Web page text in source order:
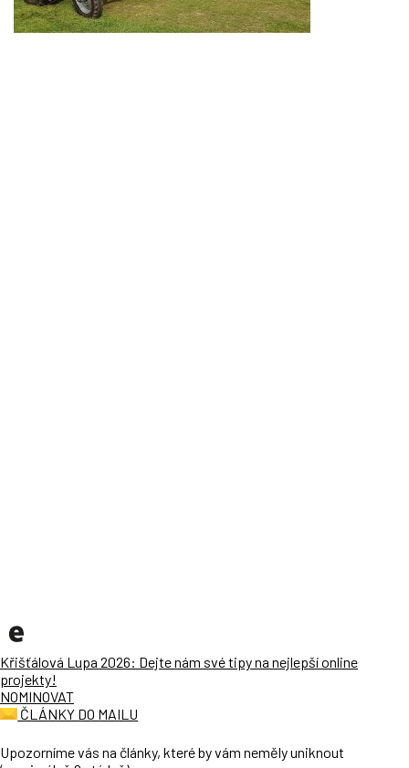
Křišťálová Lupa 2026: Dejte nám své tipy na nejlepší online
projekty!
NOMINOVAT
ČLÁNKY DO MAILU
Upozorníme vás na články, které by vám neměly uniknout